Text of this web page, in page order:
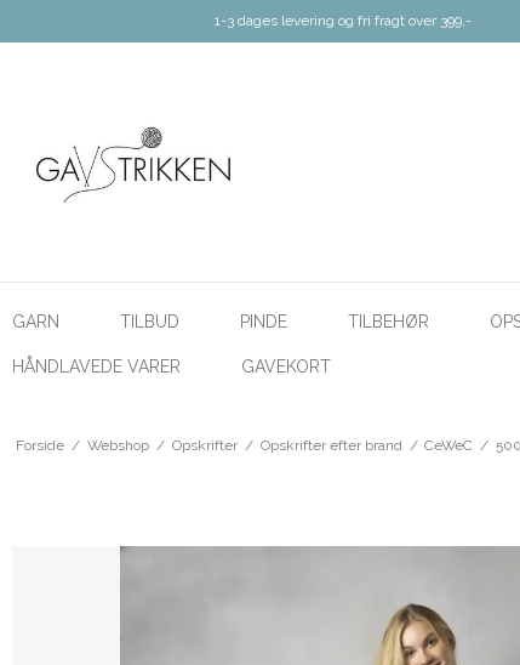
1-3 dages levering og fri fragt over 399,-
GARN TILBUD PINDE TILBEHØR
HÅNDLAVEDE VARER GAVEKORT
Forside / Webshop / Opskrifter / Opskrifter efter brand / CeWeC /